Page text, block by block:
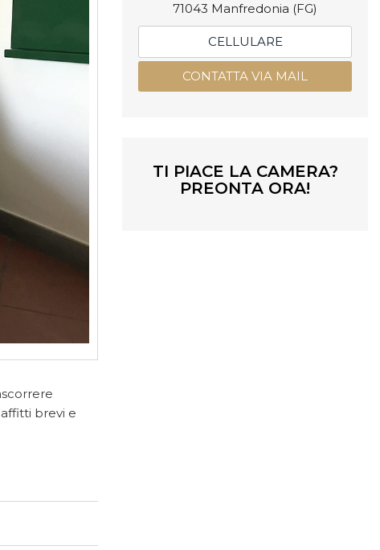
brevi e
71043 Manfredonia (FG)
CELLULARE
CONTATTA VIA MAIL
TI PIACE LA CAMERA?
PREONTA ORA!